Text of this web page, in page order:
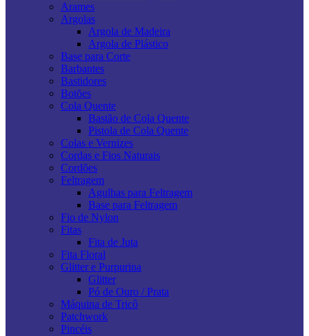
Arames
Argolas
Argola de Madeira
Argola de Plástico
Base para Corte
Barbantes
Bastidores
Botões
Cola Quente
Bastão de Cola Quente
Pistola de Cola Quente
Colas e Vernizes
Cordas e Fios Naturais
Cordões
Feltragem
Agulhas para Feltragem
Base para Feltragem
Fio de Nylon
Fitas
Fita de Juta
Fita Floral
Glitter e Purpurina
Glitter
Pó de Ouro / Prata
Máquina de Tricô
Patchwork
Pincéis